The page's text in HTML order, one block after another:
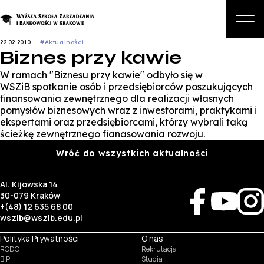
Studia
Studia podyplomowe i kursy
Kandydat
Zapisz się na studia
22.02.2010 #Aktualności
Biznes przy kawie
W ramach "Biznesu przy kawie" odbyło się w
WSZiB spotkanie osób i przedsiębiorców poszukujących
finansowania zewnętrznego dla realizacji własnych
pomysłów biznesowych wraz z inwestorami, praktykami i
ekspertami oraz przedsiębiorcami, którzy wybrali taką
ścieżkę zewnętrznego fianasowania rozwoju.
Wróć do wszystkich aktualności
Al. Kijowska 14
30-079 Kraków
+(48) 12 635 68 00
wszib@wszib.edu.pl
Polityka Prywatności
RODO
BIP
O nas
Rekrutacja
Studia